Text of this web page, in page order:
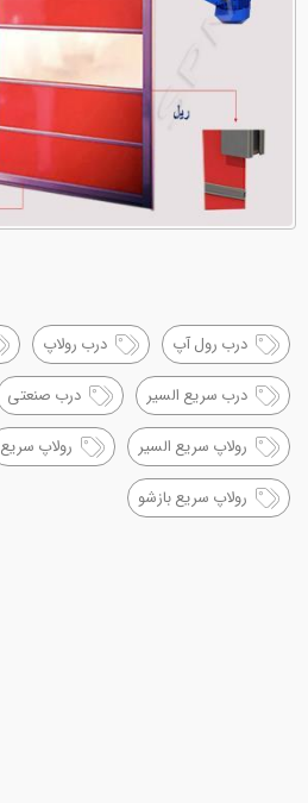
درب رول آپ درب رولاپ
درب سریع السیر درب صنعتی
رولاپ سریع السیر رولاپ سریع
رولاپ سریع بازشو